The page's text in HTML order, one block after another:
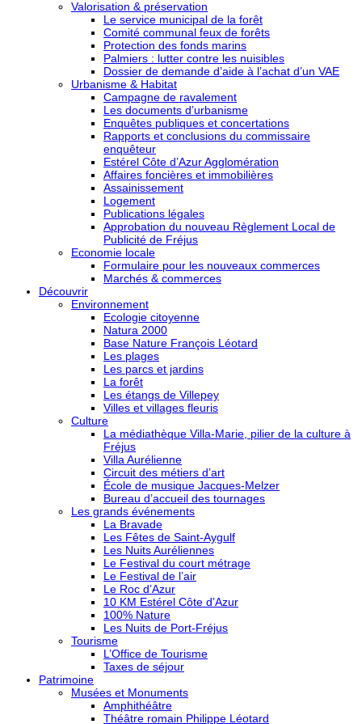
Valorisation & préservation
Le service municipal de la forêt
Comité communal feux de forêts
Protection des fonds marins
Palmiers : lutter contre les nuisibles
Dossier de demande d’aide à l’achat d’un VAE
Urbanisme & Habitat
Campagne de ravalement
Les documents d’urbanisme
Enquêtes publiques et concertations
Rapports et conclusions du commissaire
enquêteur
Estérel Côte d’Azur Agglomération
Affaires foncières et immobilières
Assainissement
Logement
Publications légales
Approbation du nouveau Règlement Local de
Publicité de Fréjus
Economie locale
Formulaire pour les nouveaux commerces
Marchés & commerces
Découvrir
Environnement
Ecologie citoyenne
Natura 2000
Base Nature François Léotard
Les plages
Les parcs et jardins
La forêt
Les étangs de Villepey
Villes et villages fleuris
Culture
La médiathèque Villa-Marie, pilier de la culture à
Fréjus
Villa Aurélienne
Circuit des métiers d’art
École de musique Jacques-Melzer
Bureau d’accueil des tournages
Les grands événements
La Bravade
Les Fêtes de Saint-Aygulf
Les Nuits Auréliennes
Le Festival du court métrage
Le Festival de l’air
Le Roc d’Azur
10 KM Estérel Côte d’Azur
100% Nature
Les Nuits de Port-Fréjus
Tourisme
L’Office de Tourisme
Taxes de séjour
Patrimoine
Musées et Monuments
Amphithéâtre
Théâtre romain Philippe Léotard